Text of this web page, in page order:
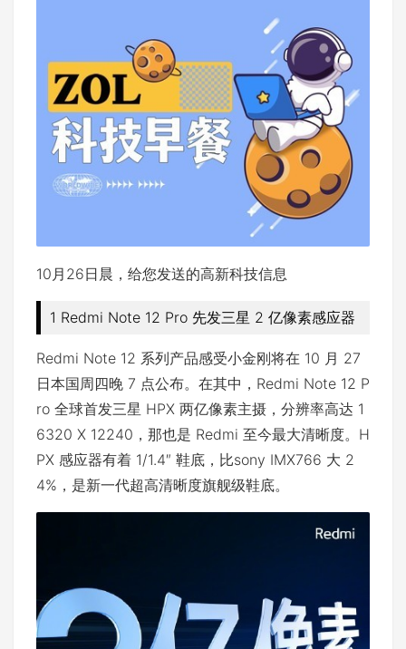
10月26日晨，给您发送的高新科技信息
1 Redmi Note 12 Pro 先发三星 2 亿像素感应器
Redmi Note 12 系列产品感受小金刚将在 10 月 27
日本国周四晚 7 点公布。在其中，Redmi Note 12 P
ro 全球首发三星 HPX 两亿像素主摄，分辨率高达 1
6320 X 12240，那也是 Redmi 至今最大清晰度。H
PX 感应器有着 1/1.4″ 鞋底，比sony IMX766 大 2
4%，是新一代超高清晰度旗舰级鞋底。